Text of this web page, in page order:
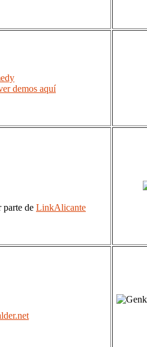
demos aquí
de LinkAlicante